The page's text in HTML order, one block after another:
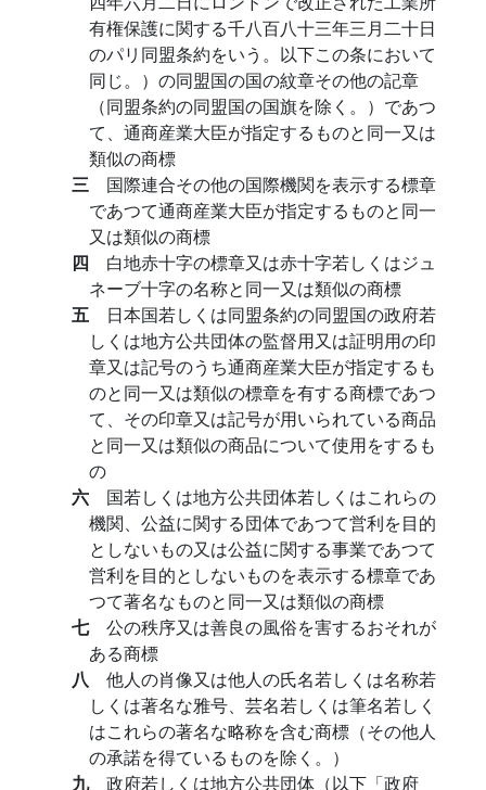
有権保護に関する千八百八十三年三月二十日
のパリ同盟条約をいう。以下この条において
同じ。）の同盟国の国の紋章その他の記章
（同盟条約の同盟国の国旗を除く。）であつ
て、通商産業大臣が指定するものと同一又は
類似の商標
三 国際連合その他の国際機関を表示する標章
であつて通商産業大臣が指定するものと同一
又は類似の商標
四 白地赤十字の標章又は赤十字若しくはジュ
ネーブ十字の名称と同一又は類似の商標
五 日本国若しくは同盟条約の同盟国の政府若
しくは地方公共団体の監督用又は証明用の印
章又は記号のうち通商産業大臣が指定するも
のと同一又は類似の標章を有する商標であつ
て、その印章又は記号が用いられている商品
と同一又は類似の商品について使用をするも
の
六 国若しくは地方公共団体若しくはこれらの
機関、公益に関する団体であつて営利を目的
としないもの又は公益に関する事業であつて
営利を目的としないものを表示する標章であ
つて著名なものと同一又は類似の商標
七 公の秩序又は善良の風俗を害するおそれが
ある商標
八 他人の肖像又は他人の氏名若しくは名称若
しくは著名な雅号、芸名若しくは筆名若しく
はこれらの著名な略称を含む商標（その他人
の承諾を得ているものを除く。）
九 政府若しくは地方公共団体（以下「政府